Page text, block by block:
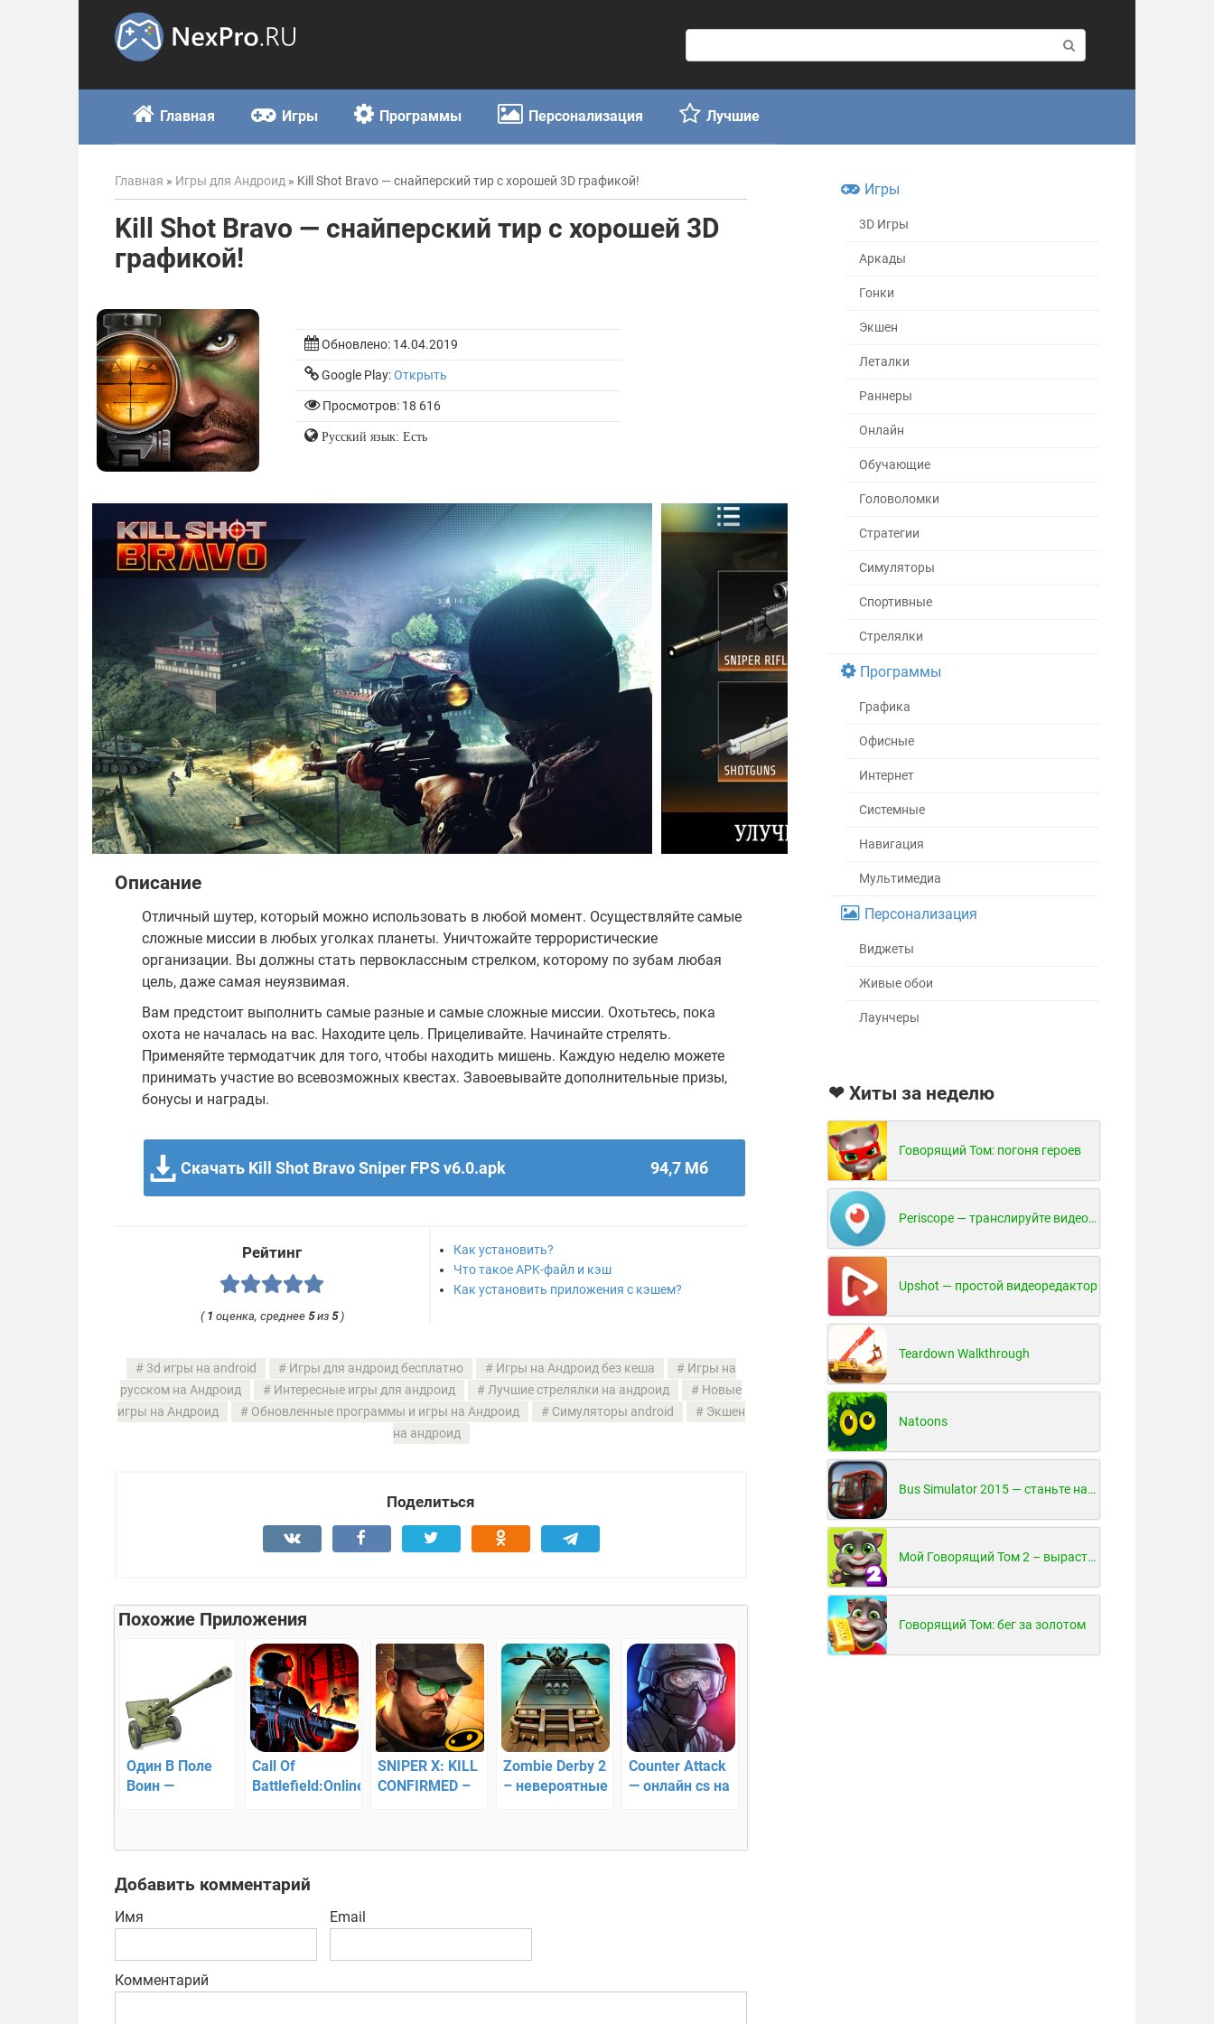
о
с
к
:
Главная Игры Программы Персонализация Лучшие
Главная » Игры для Андроид » Kill Shot Bravo — снайперский тир с хорошей 3D графикой!
Kill Shot Bravo — снайперский тир с хорошей 3D
графикой!
Обновлено: 14.04.2019
Google Play:Открыть
Просмотров: 18 616
Русский язык: Есть
Описание
Отличный шутер, который можно использовать в любой момент. Осуществляйте самые
сложные миссии в любых уголках планеты. Уничтожайте террористические
организации. Вы должны стать первоклассным стрелком, которому по зубам любая
цель, даже самая неуязвимая.
Вам предстоит выполнить самые разные и самые сложные миссии. Охотьтесь, пока
охота не началась на вас. Находите цель. Прицеливайте. Начинайте стрелять.
Применяйте термодатчик для того, чтобы находить мишень. Каждую неделю можете
принимать участие во всевозможных квестах. Завоевывайте дополнительные призы,
бонусы и награды.
Скачать Kill Shot Bravo Sniper FPS v6.0.apk 94,7 Мб
Рейтинг
( 1 оценка, среднее 5из 5)
Как установить?
Что такое APK-файл и кэш
Как установить приложения с кэшем?
3d игры на android Игры для андроид бесплатно Игры на Андроид без кеша
Игры на
русском на Андроид
Интересные игры для андроид Лучшие стрелялки на андроид
Новые
игры на Андроид
Обновленные программы и игры на Андроид Симуляторы android
Экшен
на андроид
Поделиться
Похожие Приложения
Один В Поле
Воин —
Call Of
Battlefield:Online
SNIPER X: KILL
CONFIRMED –
Zombie Derby 2
– невероятные
Counter Attack
— онлайн cs на
Добавить комментарий
Имя Email
Комментарий
Игры
3D Игры
Аркады
Гонки
Экшен
Леталки
Раннеры
Онлайн
Обучающие
Головоломки
Стратегии
Симуляторы
Спортивные
Стрелялки
Программы
Графика
Офисные
Интернет
Системные
Навигация
Мультимедиа
Персонализация
Виджеты
Живые обои
Лаунчеры
❤ Хиты за неделю
Говорящий Том: погоня героев
Periscope — транслируйте видео в реальном времени!
Upshot — простой видеоредактор
Teardown Walkthrough
Natoons
Bus Simulator 2015 — станьте настоящим водителем автобуса!
Мой Говорящий Том 2 – вырасти и воспитай своего котенка
Говорящий Том: бег за золотом